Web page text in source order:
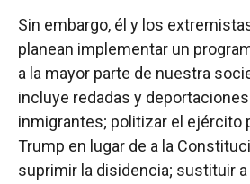
Sin embargo, él y los
planean implementar un
a la mayor parte de nuestra
incluye redadas y
inmigrantes; politizar el ejército
Trump en lugar de a la
suprimir la disidencia; sustituir